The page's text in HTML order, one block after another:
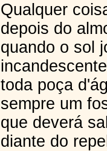
Qualquer
depois do
quando o sol
toda poça
sempre um
que deverá
diante do